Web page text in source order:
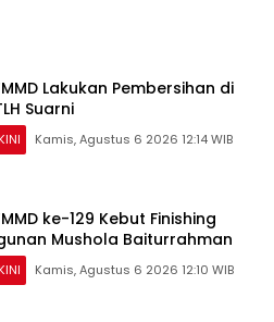
Lakukan Pembersihan di
Suarni
Kamis, Agustus 6 2026 12:14 WIB
ke-129 Kebut Finishing
Mushola Baiturrahman
Kamis, Agustus 6 2026 12:10 WIB